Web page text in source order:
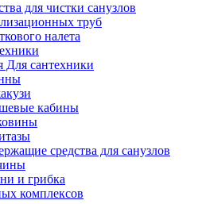
для чистки санузлов
труб
налета
Для сантехники
кабины
средства для санузлов
и грибка
комплексов